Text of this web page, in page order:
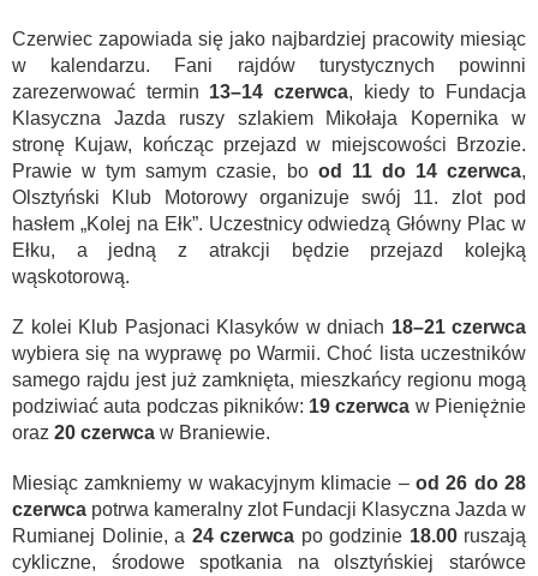
Czerwiec zapowiada się jako najbardziej pracowity miesiąc
w kalendarzu. Fani rajdów turystycznych powinni
zarezerwować termin 13–14 czerwca, kiedy to Fundacja
Klasyczna Jazda ruszy szlakiem Mikołaja Kopernika w
stronę Kujaw, kończąc przejazd w miejscowości Brzozie.
Prawie w tym samym czasie, bo od 11 do 14 czerwca,
Olsztyński Klub Motorowy organizuje swój 11. zlot pod
hasłem „Kolej na Ełk”. Uczestnicy odwiedzą Główny Plac w
Ełku, a jedną z atrakcji będzie przejazd kolejką
wąskotorową.
Z kolei Klub Pasjonaci Klasyków w dniach 18–21 czerwca
wybiera się na wyprawę po Warmii. Choć lista uczestników
samego rajdu jest już zamknięta, mieszkańcy regionu mogą
podziwiać auta podczas pikników: 19 czerwca w Pieniężnie
oraz 20 czerwca w Braniewie.
Miesiąc zamkniemy w wakacyjnym klimacie – od 26 do 28
czerwca potrwa kameralny zlot Fundacji Klasyczna Jazda w
Rumianej Dolinie, a 24 czerwca po godzinie 18.00ruszają
cykliczne, środowe spotkania na olsztyńskiej starówce